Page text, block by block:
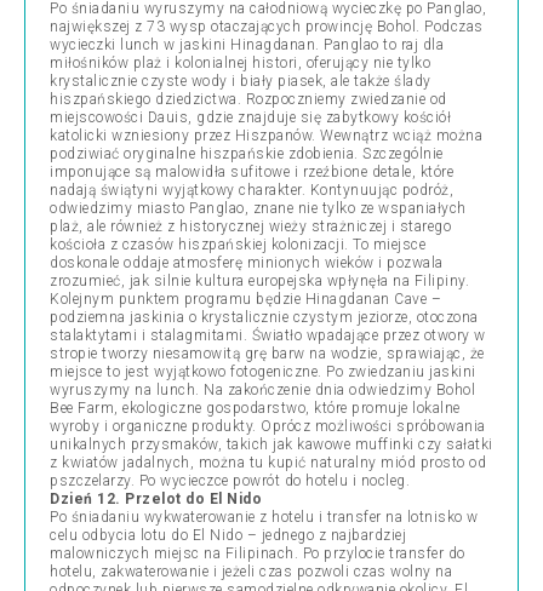
Po śniadaniu wyruszymy na całodniową wycieczkę po Panglao,
największej z 73 wysp otaczających prowincję Bohol. Podczas
wycieczki lunch w jaskini Hinagdanan. Panglao to raj dla
miłośników plaż i kolonialnej histori, oferujący nie tylko
krystalicznie czyste wody i biały piasek, ale także ślady
hiszpańskiego dziedzictwa. Rozpoczniemy zwiedzanie od
miejscowości Dauis, gdzie znajduje się zabytkowy kościół
katolicki wzniesiony przez Hiszpanów. Wewnątrz wciąż można
podziwiać oryginalne hiszpańskie zdobienia. Szczególnie
imponujące są malowidła sufitowe i rzeźbione detale, które
nadają świątyni wyjątkowy charakter. Kontynuując podróż,
odwiedzimy miasto Panglao, znane nie tylko ze wspaniałych
plaż, ale również z historycznej wieży strażniczej i starego
kościoła z czasów hiszpańskiej kolonizacji. To miejsce
doskonale oddaje atmosferę minionych wieków i pozwala
zrozumieć, jak silnie kultura europejska wpłynęła na Filipiny.
Kolejnym punktem programu będzie Hinagdanan Cave –
podziemna jaskinia o krystalicznie czystym jeziorze, otoczona
stalaktytami i stalagmitami. Światło wpadające przez otwory w
stropie tworzy niesamowitą grę barw na wodzie, sprawiając, że
miejsce to jest wyjątkowo fotogeniczne. Po zwiedzaniu jaskini
wyruszymy na lunch. Na zakończenie dnia odwiedzimy Bohol
Bee Farm, ekologiczne gospodarstwo, które promuje lokalne
wyroby i organiczne produkty. Oprócz możliwości spróbowania
unikalnych przysmaków, takich jak kawowe muffinki czy sałatki
z kwiatów jadalnych, można tu kupić naturalny miód prosto od
pszczelarzy. Po wycieczce powrót do hotelu i nocleg.
Dzień 12. Przelot do El Nido
Po śniadaniu wykwaterowanie z hotelu i transfer na lotnisko w
celu odbycia lotu do El Nido – jednego z najbardziej
malowniczych miejsc na Filipinach. Po przylocie transfer do
hotelu, zakwaterowanie i jeżeli czas pozwoli czas wolny na